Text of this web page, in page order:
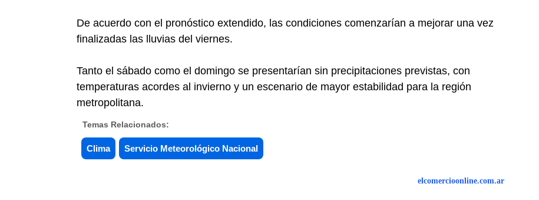
De acuerdo con el pronóstico extendido, las condiciones comenzarían a mejorar una vez
finalizadas las lluvias del viernes.
Tanto el sábado como el domingo se presentarían sin precipitaciones previstas, con
temperaturas acordes al invierno y un escenario de mayor estabilidad para la región
metropolitana.
Temas Relacionados:
Clima Servicio Meteorológico Nacional
elcomercioonline.com.ar